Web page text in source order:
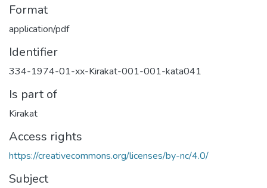
Format
application/pdf
Identifier
334-1974-01-xx-Kirakat-001-001-kata041
Is part of
Kirakat
Access rights
https://creativecommons.org/licenses/by-nc/4.0/
Subject